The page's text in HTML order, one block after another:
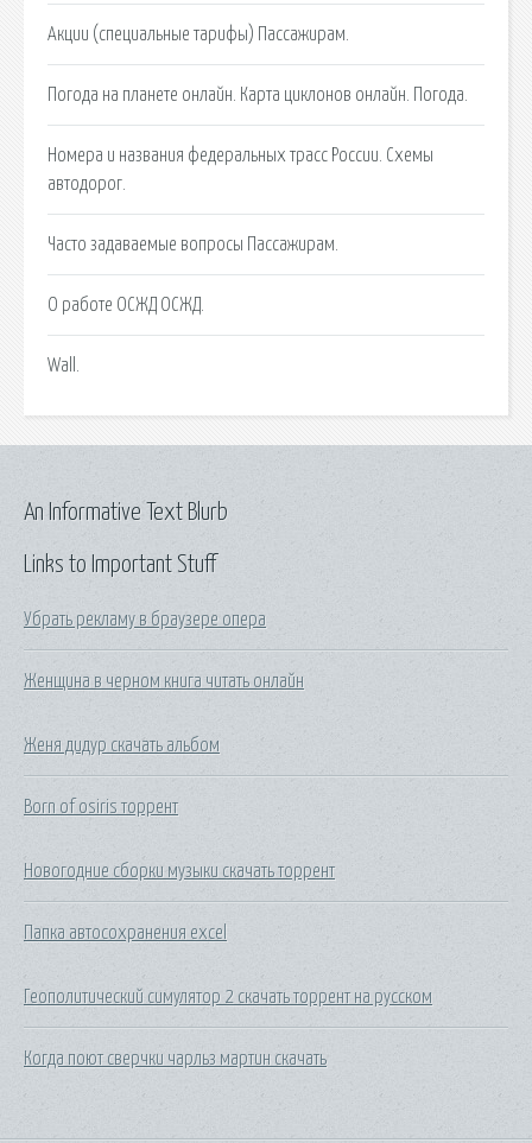
Акции (специальные тарифы) Пассажирам.
Погода на планете онлайн. Карта циклонов онлайн. Погода.
Номера и названия федеральных трасс России. Схемы
автодорог.
Часто задаваемые вопросы Пассажирам.
О работе ОСЖД ОСЖД.
Wall.
Links to Important Stuff
Убрать рекламу в браузере опера
Женщина в черном книга читать онлайн
Женя дидур скачать альбом
Born of osiris торрент
Новогодние сборки музыки скачать торрент
Папка автосохранения excel
Геополитический симулятор 2 скачать торрент на русском
Когда поют сверчки чарльз мартин скачать
An Informative Text Blurb